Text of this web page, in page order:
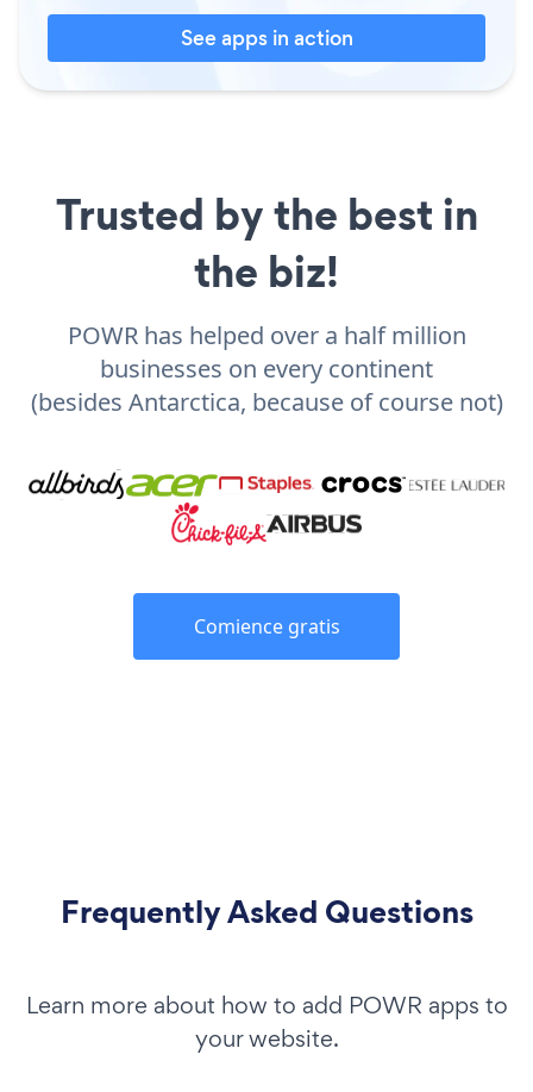
See apps in action
Trusted by the best in
the biz!
POWR has helped over a half million
businesses on every continent
(besides Antarctica, because of course not)
Comience gratis
Frequently Asked Questions
Learn more about how to add POWR apps to
your website.